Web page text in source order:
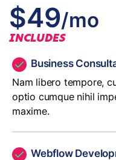
$49/mo
INCLUDES
Business
Nam libero tempore,
optio cumque nihil
maxime.
Webflow